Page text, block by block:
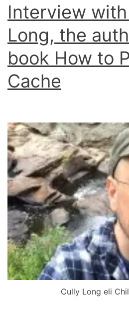
Interview
Long, the
book How to
Cache
Cully Long eli